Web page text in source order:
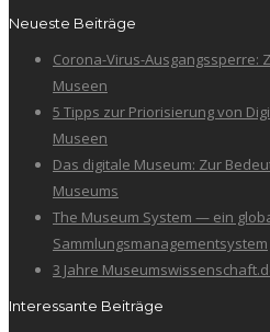
Neueste Beiträge
Corona-Virus-Ausgangssperre:
Museen
5 Tipps zur Priorisierung von
Museen
Das digitale Museum: Zur
Museums
The Museum System — ein
Sammlungsmanagementsystem
3 Jahre
Interessante Beiträge